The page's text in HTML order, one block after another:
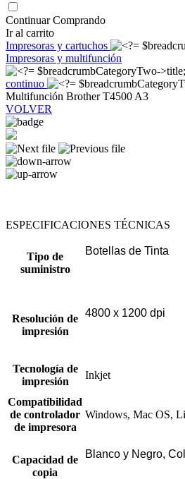
Continuar Comprando
Ir al carrito
Impresoras y cartuchos
Impresoras y multifunción
continuo
Multifunción Brother T4500 A3
VOLVER
ESPECIFICACIONES TÉCNICAS
Tipo de
suministro
Botellas de Tinta
Resolución de
impresión
4800 x 1200 dpi
Tecnología de
impresión
Inkjet
Compatibilidad
de controlador
de impresora
Windows, Mac OS,
Capacidad de
copia
Blanco y Negro,